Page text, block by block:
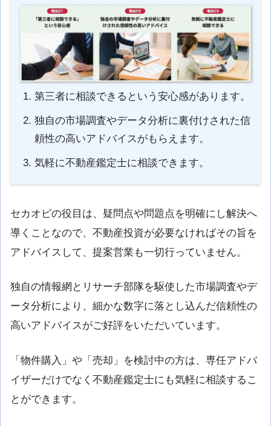
第三者に相談できるという安心感があります。
独自の市場調査やデータ分析に裏付けされた信
頼性の高いアドバイスがもらえます。
気軽に不動産鑑定士に相談できます。
セカオピの役目は、疑問点や問題点を明確にし解決へ
導くことなので、不動産投資が必要なければその旨を
アドバイスして、提案営業も一切行っていません。
独自の情報網とリサーチ部隊を駆使した市場調査やデ
ータ分析により、細かな数字に落とし込んだ信頼性の
高いアドバイスがご好評をいただいています。
「物件購入」や「売却」を検討中の方は、専任アドバ
イザーだけでなく不動産鑑定士にも気軽に相談するこ
とができます。